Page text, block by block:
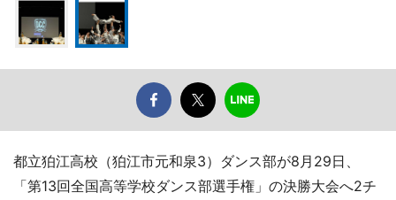
都立狛江高校（狛江市元和泉3）ダンス部が8月29日、
「第13回全国高等学校ダンス部選手権」の決勝大会へ2チ